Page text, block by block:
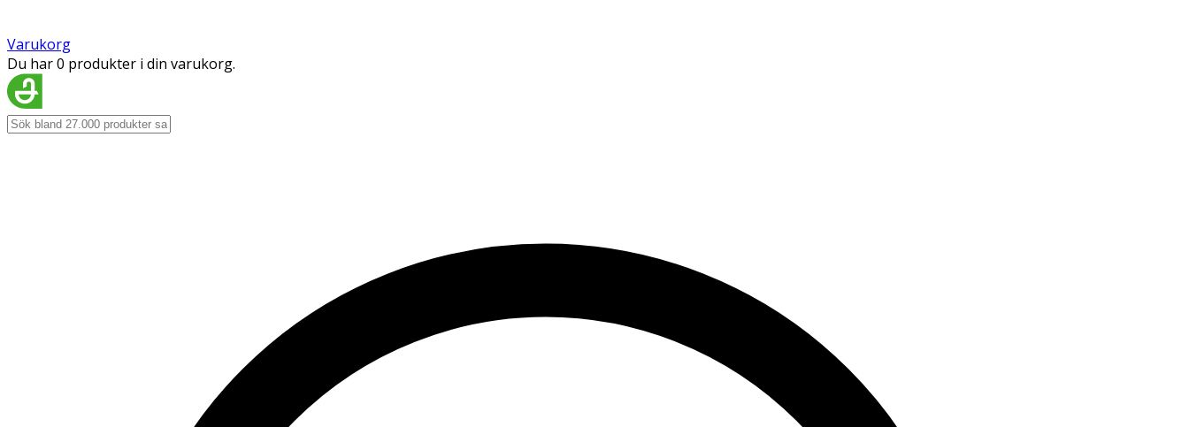
Varukorg
Du har 0 produkter i din varukorg.